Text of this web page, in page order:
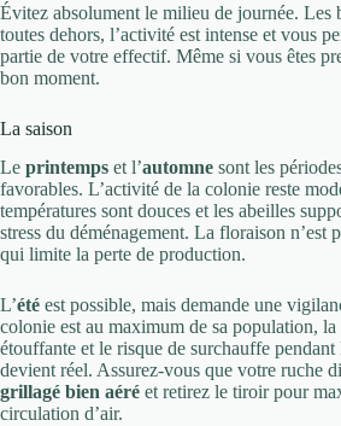
Évitez absolument le milieu de journée. Les
toutes dehors, l’activité est intense et vous
partie de votre effectif. Même si vous êtes
bon moment.
La saison
Le printemps et l’automne sont les
favorables. L’activité de la colonie reste
températures sont douces et les abeilles
stress du déménagement. La floraison n’est
qui limite la perte de production.
L’été est possible, mais demande une
colonie est au maximum de sa population, la
étouffante et le risque de surchauffe pendant
devient réel. Assurez-vous que votre ruche
grillagé bien aéré et retirez le tiroir pour
circulation d’air.